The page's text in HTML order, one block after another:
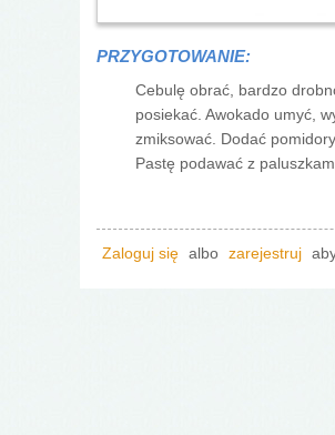
PRZYGOTOWANIE:
Cebulę obrać, bardzo
posiekać. Awokado umyć,
zmiksować. Dodać
Pastę podawać z
Zaloguj się albo zarejestruj